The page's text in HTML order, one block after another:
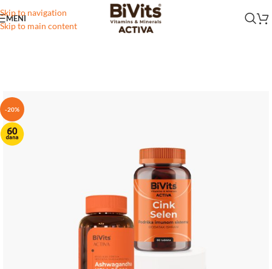
Skip to navigation
Skip to main content
MENI
-20%